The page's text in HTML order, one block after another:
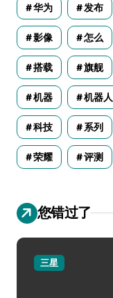
华为 发布
影像 怎么
搭载 旗舰
机器 机器人
科技 系列
荣耀 评测
您错过了
三星